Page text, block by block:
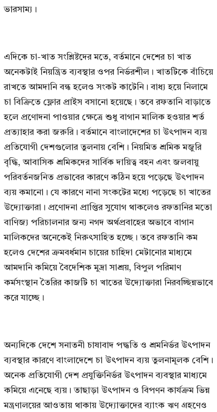
ভারসাম্য।
এদিকে চা-খাত সংশ্লিষ্টদের মতে, বর্তমানে দেশের চা খাত
অনেকটাই নিয়ন্ত্রিত ব্যবস্থার ওপর নির্ভরশীল। খাতটিকে বাঁচিয়ে
রাখতে আমদানি বন্ধ হলেও সংকট কাটেনি। বাধ্য হয়ে নিলামে
চা বিক্রিতে ফ্লোর প্রাইস বসানো হয়েছে। তবে রফতানি বাড়াতে
হলে প্রণোদনা পাওয়ার ক্ষেত্রে শুধু বাগান মালিক হওয়ার শর্ত
প্রত্যাহার করা জরুরি। বর্তমানে বাংলাদেশের চা উৎপাদন ব্যয়
প্রতিযোগী দেশগুলোর তুলনায় বেশি। নিয়মিত শ্রমিক মজুরি
বৃদ্ধি, আবাসিক শ্রমিকদের সার্বিক দায়িত্ব বহন এবং জলবায়ু
পরিবর্তনজনিত প্রভাবের কারণে কঠিন হয়ে পড়েছে উৎপাদন
ব্যয় কমানো। যে কারণে নানা সংকটের মধ্যে পড়েছে চা খাতের
উদ্যোক্তারা। প্রণোদনা প্রাপ্তির সুযোগ থাকলেও রফতানির মতো
বাণিজ্য পরিচালনার জন্য নগদ অর্থপ্রবাহের অভাবে বাগান
মালিকদের অনেকেই নিরুৎসাহিত হচ্ছে। তবে রফতানি কম
হলেও দেশের ক্রমবর্ধমান চায়ের চাহিদা মেটানোর মাধ্যমে
আমদানি কমিয়ে বৈদেশিক মুদ্রা সাশ্রয়, বিপুল পরিমাণ
কর্মসংস্থান তৈরির কাজটি চা খাতের উদ্যোক্তারা নিরবচ্ছিন্নভাবে
করে যাচ্ছে।
অন্যদিকে দেশে সনাতনী চাষাবাদ পদ্ধতি ও শ্রমনির্ভর উৎপাদন
ব্যবস্থার কারণে বাংলাদেশে চা উৎপাদন ব্যয় তুলনামূলক বেশি।
অনেক প্রতিযোগী দেশ প্রযুক্তিনির্ভর উৎপাদন ব্যবস্থার মাধ্যমে
কমিয়ে এনেছে ব্যয়। তাছাড়া উৎপাদন ও বিপণন কার্যক্রম ভিন্ন
মন্ত্রণালয়ের আওতায় থাকায় উদ্যোক্তাদের ব্যাংক ঋণ গ্রহণেও